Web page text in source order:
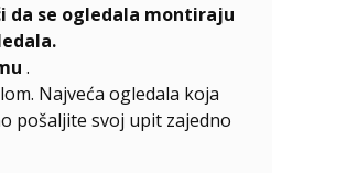
da se ogledala montiraju
.
Najveća ogledala koja
pošaljite svoj upit zajedno